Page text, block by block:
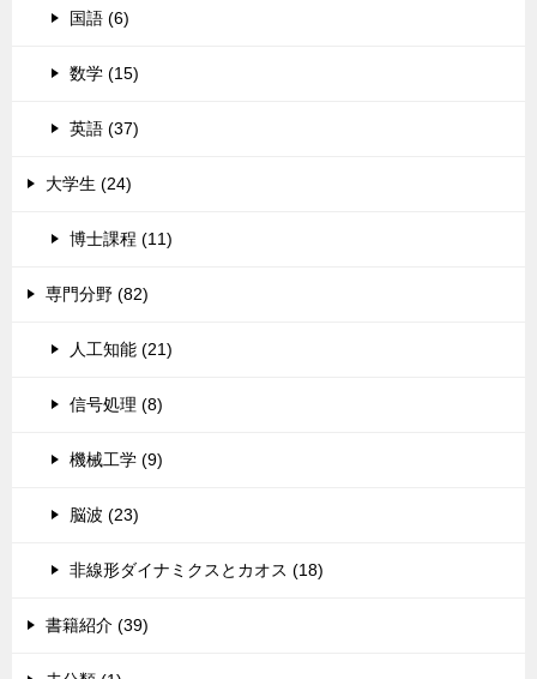
国語 (6)
数学 (15)
英語 (37)
大学生 (24)
博士課程 (11)
専門分野 (82)
人工知能 (21)
信号処理 (8)
機械工学 (9)
脳波 (23)
非線形ダイナミクスとカオス (18)
書籍紹介 (39)